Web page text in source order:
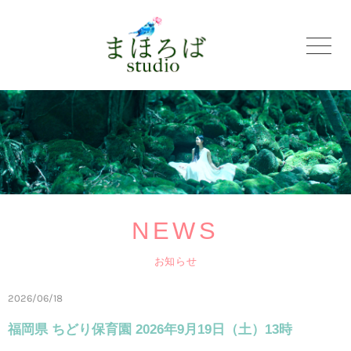
NEWS
お知らせ
2026/06/18
福岡県 ちどり保育園 2026年9月19日（土）13時